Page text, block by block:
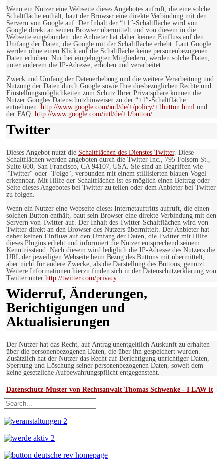
Wenn ein Nutzer eine Webseite dieses Angebotes aufruft, die eine solche
Schaltfläche enthält, baut der Browser eine direkte Verbindung mit den
Servern von Google auf. Der Inhalt der “+1″-Schaltfläche wird von
Google direkt an seinen Browser übermittelt und von diesem in die
Webseite eingebunden. der Anbieter hat daher keinen Einfluss auf den
Umfang der Daten, die Google mit der Schaltfläche erhebt. Laut Google
werden ohne einen Klick auf die Schaltfläche keine personenbezogenen
Daten erhoben. Nur bei eingeloggten Mitgliedern, werden solche Daten,
unter anderem die IP-Adresse, erhoben und verarbeitet.
Zweck und Umfang der Datenerhebung und die weitere Verarbeitung und
Nutzung der Daten durch Google sowie Ihre diesbezüglichen Rechte und
Einstellungsmöglichkeiten zum Schutz Ihrer Privatsphäre können die
Nutzer Googles Datenschutzhinweisen zu der “+1″-Schaltfläche
entnehmen: http://www.google.com/intl/de/+/policy/+1button.html und
der FAQ: http://www.google.com/intl/de/+1/button/.
Twitter
Dieses Angebot nutzt die Schaltflächen des Dienstes Twitter. Diese
Schaltflächen werden angeboten durch die Twitter Inc., 795 Folsom St.,
Suite 600, San Francisco, CA 94107, USA. Sie sind an Begriffen wie
"Twitter" oder "Folge", verbunden mit einem stillisierten blauen Vogel
erkennbar. Mit Hilfe der Schaltflächen ist es möglich einen Beitrag oder
Seite dieses Angebotes bei Twitter zu teilen oder dem Anbieter bei Twitter
zu folgen.
Wenn ein Nutzer eine Webseite dieses Internetauftritts aufruft, die einen
solchen Button enthält, baut sein Browser eine direkte Verbindung mit den
Servern von Twitter auf. Der Inhalt des Twitter-Schaltflächen wird von
Twitter direkt an den Browser des Nutzers übermittelt. Der Anbieter hat
daher keinen Einfluss auf den Umfang der Daten, die Twitter mit Hilfe
dieses Plugins erhebt und informiert die Nutzer entsprechend seinem
Kenntnisstand. Nach diesem wird lediglich die IP-Adresse des Nutzers die
URL der jeweiligen Webseite beim Bezug des Buttons mit übermittelt,
aber nicht für andere Zwecke, als die Darstellung des Buttons, genutzt.
Weitere Informationen hierzu finden sich in der Datenschutzerklärung von
Twitter unter http://twitter.com/privacy.
Widerruf, Änderungen,
Berichtigungen und
Aktualisierungen
Der Nutzer hat das Recht, auf Antrag unentgeltlich Auskunft zu erhalten
über die personenbezogenen Daten, die über ihn gespeichert wurden.
Zusätzlich hat der Nutzer das Recht auf Berichtigung unrichtiger Daten,
Sperrung und Löschung seiner personenbezogenen Daten, soweit dem
keine gesetzliche Aufbewahrungspflicht entgegensteht.
Datenschutz-Muster von Rechtsanwalt Thomas Schwenke - I LAW it